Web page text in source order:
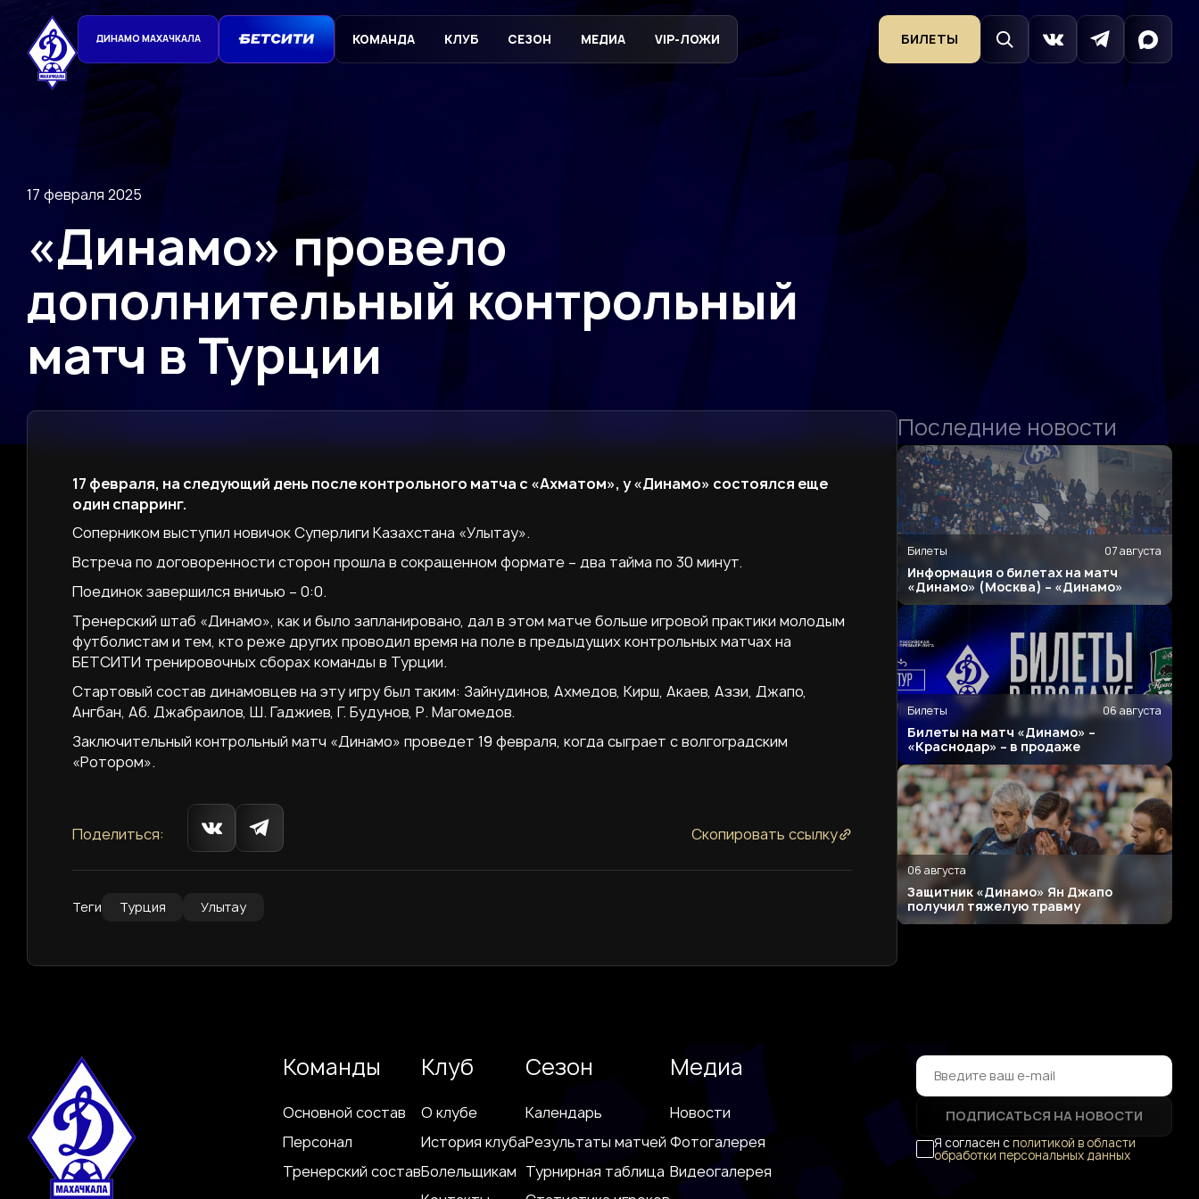
ДИНАМО МАХАЧКАЛА КОМАНДА КЛУБ СЕЗОН МЕДИА VIP-ЛОЖИ БИЛЕТЫ
17 февраля 2025
«Динамо» провело
дополнительный контрольный
матч в Турции
17 февраля, на следующий день после контрольного матча с «Ахматом», у «Динамо» состоялся еще
один спарринг.
Соперником выступил новичок Суперлиги Казахстана «Улытау».
Встреча по договоренности сторон прошла в сокращенном формате – два тайма по 30 минут.
Поединок завершился вничью – 0:0.
Тренерский штаб «Динамо», как и было запланировано, дал в этом матче больше игровой практики молодым
футболистам и тем, кто реже других проводил время на поле в предыдущих контрольных матчах на
БЕТСИТИ тренировочных сборах команды в Турции.
Стартовый состав динамовцев на эту игру был таким: Зайнудинов, Ахмедов, Кирш, Акаев, Аззи, Джапо,
Ангбан, Аб. Джабраилов, Ш. Гаджиев, Г. Будунов, Р. Магомедов.
Заключительный контрольный матч «Динамо» проведет 19 февраля, когда сыграет с волгоградским
«Ротором».
Поделиться: Скопировать ссылку
Теги Турция Улытау
Последние новости
Билеты 07 августа
Информация о билетах на матч
«Динамо» (Москва) – «Динамо»
Билеты 06 августа
Билеты на матч «Динамо» –
«Краснодар» – в продаже
06 августа
Защитник «Динамо» Ян Джапо
получил тяжелую травму
Команды
Основной состав
Персонал
Тренерский состав
Клуб
О клубе
История клуба
Болельщикам
Сезон
Календарь
Результаты матчей
Турнирная таблица
Медиа
Новости
Фотогалерея
Видеогалерея
ПОДПИСАТЬСЯ НА НОВОСТИ
Я согласен сполитикой в области
обработки персональных данных